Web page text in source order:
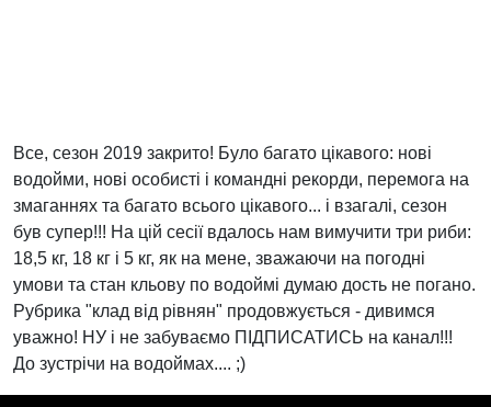
Все, сезон 2019 закрито! Було багато цікавого: нові
водойми, нові особисті і командні рекорди, перемога на
змаганнях та багато всього цікавого... і взагалі, сезон
був супер!!! На цій сесії вдалось нам вимучити три риби:
18,5 кг, 18 кг і 5 кг, як на мене, зважаючи на погодні
умови та стан кльову по водоймі думаю дость не погано.
Рубрика "клад від рівнян" продовжується - дивимся
уважно! НУ і не забуваємо ПІДПИСАТИСЬ на канал!!!
До зустрічи на водоймах.... ;)